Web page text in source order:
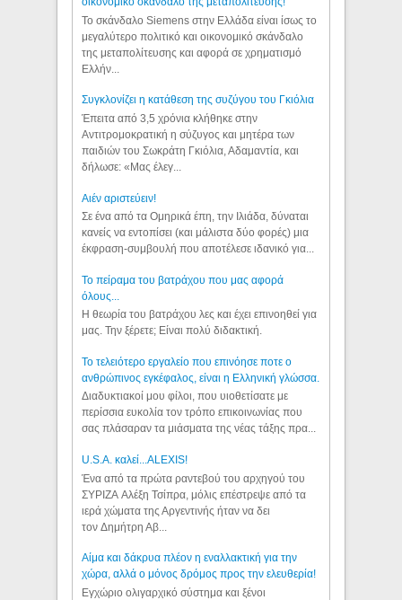
Το σκάνδαλο Siemens στην Ελλάδα είναι ίσως το
μεγαλύτερο πολιτικό και οικονομικό σκάνδαλο
της μεταπολίτευσης και αφορά σε χρηματισμό
Ελλήν...
Συγκλονίζει η κατάθεση της συζύγου του Γκιόλια
Έπειτα από 3,5 χρόνια κλήθηκε στην
Αντιτρομοκρατική η σύζυγος και μητέρα των
παιδιών του Σωκράτη Γκιόλια, Αδαμαντία, και
δήλωσε: «Μας έλεγ...
Aιέν αριστεύειν!
Σε ένα από τα Ομηρικά έπη, την Ιλιάδα, δύναται
κανείς να εντοπίσει (και μάλιστα δύο φορές) μια
έκφραση-συμβουλή που αποτέλεσε ιδανικό για...
Το πείραμα του βατράχου που μας αφορά
όλους...
Η θεωρία του βατράχου λες και έχει επινοηθεί για
μας. Την ξέρετε; Είναι πολύ διδακτική.
Το τελειότερο εργαλείο που επινόησε ποτε ο
ανθρώπινος εγκέφαλος, είναι η Ελληνική γλώσσα.
Διαδυκτιακοί μου φίλοι, που υιοθετίσατε με
περίσσια ευκολία τον τρόπο επικοινωνίας που
σας πλάσαραν τα μιάσματα της νέας τάξης πρα...
U.S.A. καλεί...ALEXIS!
Ένα από τα πρώτα ραντεβού του αρχηγού του
ΣΥΡΙΖΑ Αλέξη Τσίπρα, μόλις επέστρεψε από τα
ιερά χώματα της Αργεντινής ήταν να δει
τον Δημήτρη Αβ...
Αίμα και δάκρυα πλέον η εναλλακτική για την
χώρα, αλλά ο μόνος δρόμος προς την ελευθερία!
Εγχώριο ολιγαρχικό σύστημα και ξένοι